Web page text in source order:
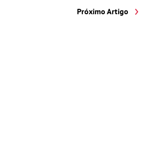
Próximo Artigo